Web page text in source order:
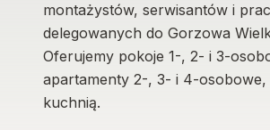
montażystów, serwisantów i
delegowanych do Gorzowa
Oferujemy pokoje 1-, 2- i 3-
apartamenty 2-, 3- i 4-osobowe,
kuchnią.